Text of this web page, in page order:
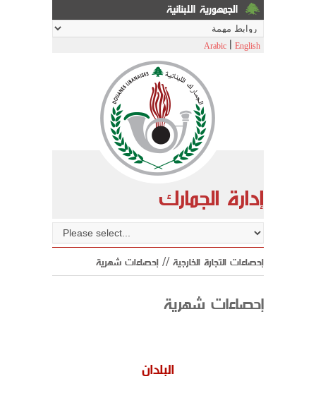
الجمهورية اللبنانية
Arabic English
إدارة الجمارك
إحصاءات التجارة الخارجية // إحصاءات شهرية
إحصاءات شهرية
البلدان